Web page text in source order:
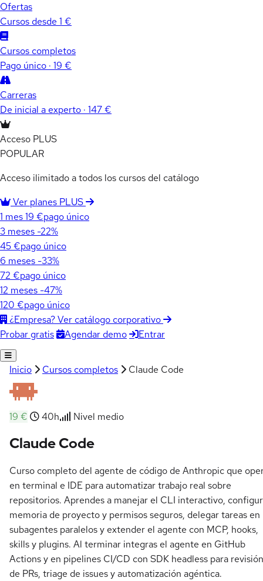
Ofertas
Cursos desde 1 €
Cursos completos
Pago único · 19 €
Carreras
De inicial a experto · 147 €
Acceso PLUS
POPULAR
Acceso ilimitado a todos los cursos del catálogo
Ver planes PLUS
1 mes19 €pago único
3 meses -22%
45 €pago único
6 meses -33%
72 €pago único
12 meses -47%
120 €pago único
¿Empresa? Ver catálogo corporativo
Probar gratis
Agendar demo Entrar
Inicio Cursos completos Claude Code
19 € 40h Nivel medio
Claude Code
Curso completo del agente de código de Anthropic que
en terminal e IDE para automatizar trabajo real sobre
repositorios. Aprendes a manejar el CLI interactivo,
memoria de proyecto y permisos seguros, delegar tareas en
subagentes paralelos y extender el agente con MCP, hooks,
skills y plugins. Al terminar integras el agente en GitHub
Actions y en pipelines CI/CD con SDK headless para revisión
de PRs, triage de issues y automatización agéntica.